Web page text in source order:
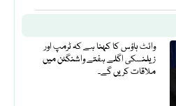
وائٹ ہاؤس کا کہنا ہے کہ ٹرمپ اور
زیلنسکی اگلے ہفتے واشنگٹن میں
ملاقات کریں گے۔